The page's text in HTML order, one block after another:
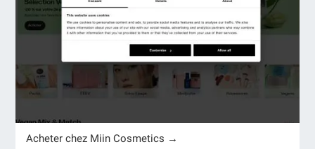
Acheter chez Miin Cosmetics →